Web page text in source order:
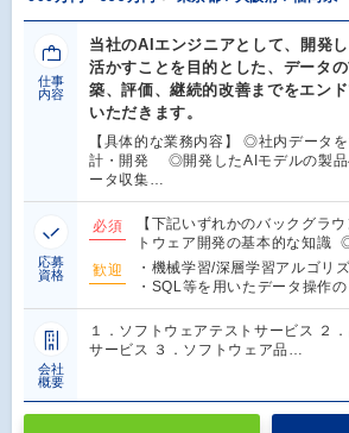
仕事
内容
当社のAIエンジニアとして、開発
活かすことを目的とした、データ
築、評価、継続的改善までをエン
いただきます。
【具体的な業務内容】 ◎社内データ
計・開発 ◎開発したAIモデルの製
ータ収集…
応募
資格
必須
【下記いずれかのバックグラ
トウェア開発の基本的な知識
歓迎
・機械学習/深層学習アルゴリ
・SQL等を用いたデータ操作の
会社
概要
１．ソフトウェアテストサービス ２
サービス ３．ソフトウェア品…